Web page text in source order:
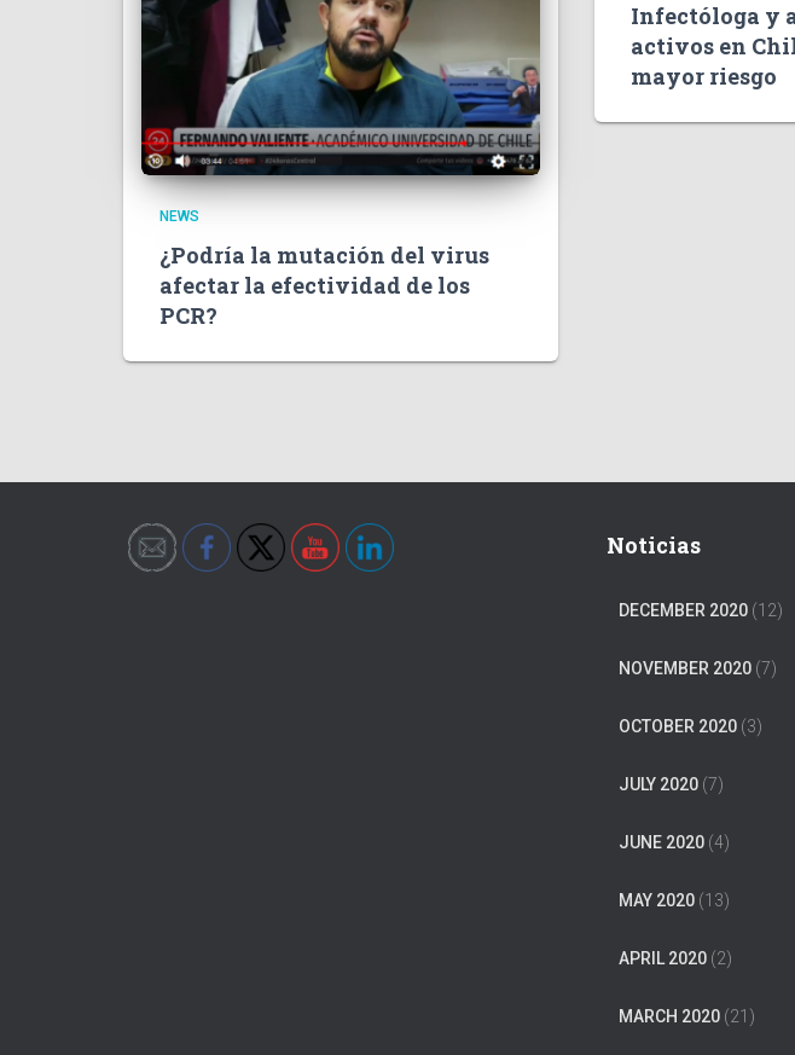
NEWS
¿Podría la mutación del virus
afectar la efectividad de los
PCR?
Infectóloga y
activos en
mayor riesgo
Noticias
DECEMBER 2020 (12)
NOVEMBER 2020 (7)
OCTOBER 2020 (3)
JULY 2020 (7)
JUNE 2020 (4)
MAY 2020 (13)
APRIL 2020 (2)
MARCH 2020 (21)